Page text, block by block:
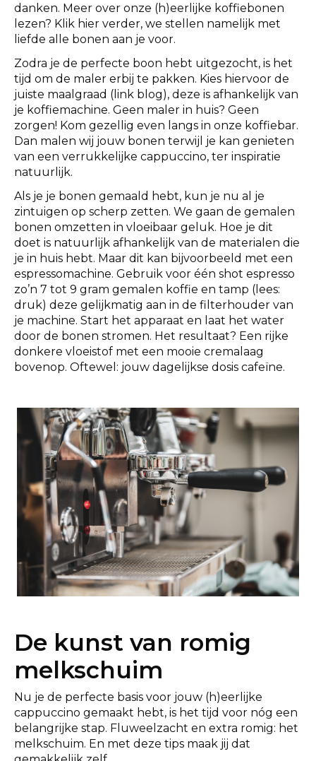
danken. Meer over onze (h)eerlijke koffiebonen
lezen? Klik hier verder, we stellen namelijk met
liefde alle bonen aan je voor.
Zodra je de perfecte boon hebt uitgezocht, is het
tijd om de maler erbij te pakken. Kies hiervoor de
juiste maalgraad (link blog), deze is afhankelijk van
je koffiemachine. Geen maler in huis? Geen
zorgen! Kom gezellig even langs in onze koffiebar.
Dan malen wij jouw bonen terwijl je kan genieten
van een verrukkelijke cappuccino, ter inspiratie
natuurlijk.
Als je je bonen gemaald hebt, kun je nu al je
zintuigen op scherp zetten. We gaan de gemalen
bonen omzetten in vloeibaar geluk. Hoe je dit
doet is natuurlijk afhankelijk van de materialen die
je in huis hebt. Maar dit kan bijvoorbeeld met een
espressomachine. Gebruik voor één shot espresso
zo’n 7 tot 9 gram gemalen koffie en tamp (lees:
druk) deze gelijkmatig aan in de filterhouder van
je machine. Start het apparaat en laat het water
door de bonen stromen. Het resultaat? Een rijke
donkere vloeistof met een mooie cremalaag
bovenop. Oftewel: jouw dagelijkse dosis cafeïne.
De kunst van romig
melkschuim
Nu je de perfecte basis voor jouw (h)eerlijke
cappuccino gemaakt hebt, is het tijd voor nóg een
belangrijke stap. Fluweelzacht en extra romig: het
melkschuim. En met deze tips maak jij dat